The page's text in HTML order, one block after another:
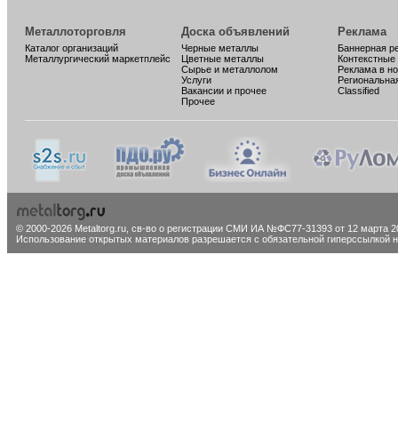
Металлоторговля
Каталог организаций
Металлургический маркетплейс
Доска объявлений
Черные металлы
Цветные металлы
Сырье и металлолом
Услуги
Вакансии и прочее
Прочее
Реклама
Баннерная
Реклама в
Classified
© 2000-2026 Metaltorg.ru, св-во о регистрации СМИ ИА №ФС77-31393 от 12 марта
Использование открытых материалов разрешается с обязательной гиперссылкой